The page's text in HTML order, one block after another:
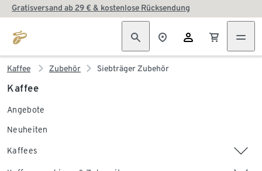
Gratisversand ab 29 € & kostenlose Rücksendung
Kaffee Zubehör Siebträger Zubehör
Kaffee
Angebote
Neuheiten
Kaffees